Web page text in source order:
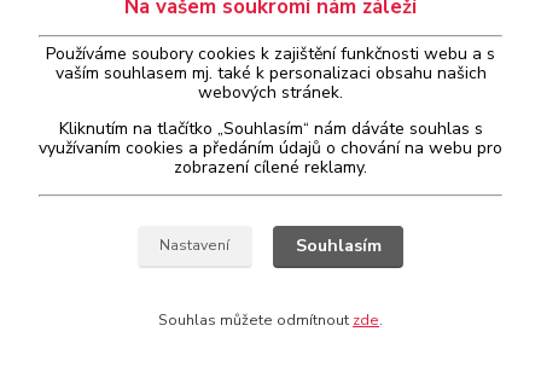
Na vašem soukromí nám záleží
Používáme soubory cookies k zajištění funkčnosti webu a s
vaším souhlasem mj. také k personalizaci obsahu našich
webových stránek.
Kliknutím na tlačítko „Souhlasím“ nám dáváte souhlas s
využívaním cookies a předáním údajů o chování na webu pro
zobrazení cílené reklamy.
Nastavení Souhlasím
Souhlas můžete odmítnout zde.